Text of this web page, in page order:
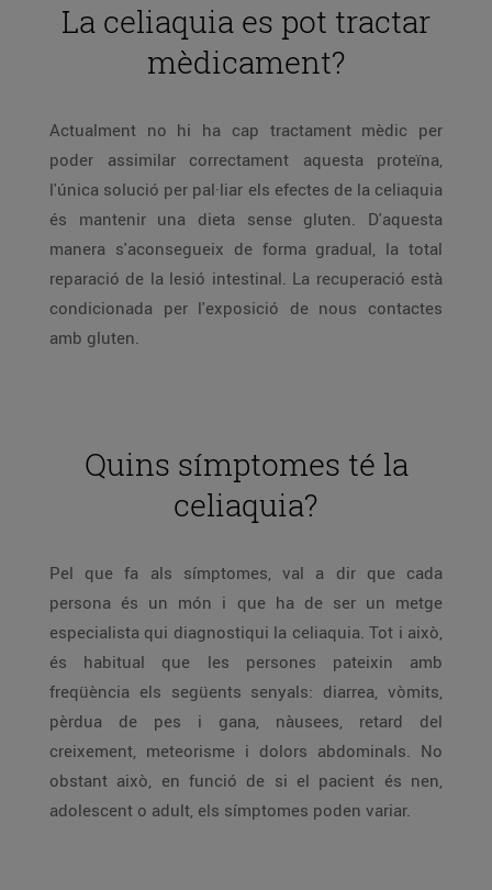
La celiaquia es pot tractar
mèdicament?
Actualment no hi ha cap tractament mèdic per
poder assimilar correctament aquesta proteïna,
l'única solució per pal·liar els efectes de la celiaquia
és mantenir una dieta sense gluten. D'aquesta
manera s'aconsegueix de forma gradual, la total
reparació de la lesió intestinal. La recuperació està
condicionada per l'exposició de nous contactes
amb gluten.
Quins símptomes té la
celiaquia?
Pel que fa als símptomes, val a dir que cada
persona és un món i que ha de ser un metge
especialista qui diagnostiqui la celiaquia. Tot i això,
és habitual que les persones pateixin amb
freqüència els següents senyals: diarrea, vòmits,
pèrdua de pes i gana, nàusees, retard del
creixement, meteorisme i dolors abdominals. No
obstant això, en funció de si el pacient és nen,
adolescent o adult, els símptomes poden variar.